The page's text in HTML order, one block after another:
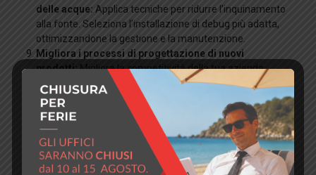
delle acque: Applica tecniche per ridurre l’inquinamento
alla fonte. Seleziona l’installazione di debug più adatta,
ottimizzandone la gestione e la manutenzione.
Migliora i processi di progettazione di nuovi
prodotti:Migliora la competitività della tua azienda
considerando il fattore ambientale, e realizza prodotti più
sostenibili. Muoviti verso un ecodesign energetico.
Prendi in considerazione l’ambiente e rendilo una
parte importante nella gestione della tua attività:
Implementa sistemi di gestione ambientale e
responsabilità sociale d’impresa.